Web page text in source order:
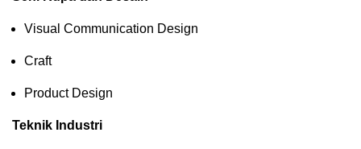
Visual Communication Design
Craft
Product Design
Teknik Industri